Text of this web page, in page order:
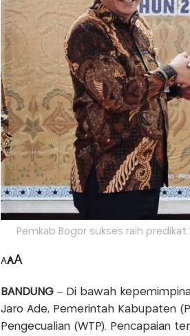
Pemkab Bogor sukses raih predikat
AAA
BANDUNG– Di bawah
Jaro Ade, Pemerintah Kabupaten
Pengecualian (WTP). Pencapaian